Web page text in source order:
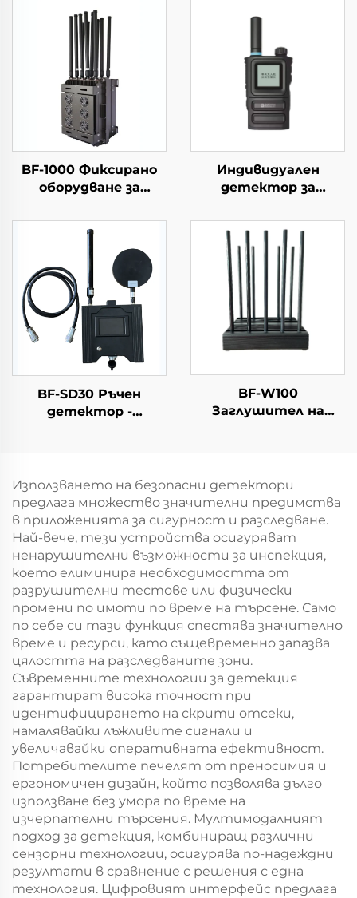
BF-1000 Фиксирано
оборудване за
противодроново
оборудване
Индивидуален
детектор за
дронове и
устройство за
ранно
предупреждаване
BF-SD30 Ръчен
детектор -
BF-W100
Заглушител на
Използването на безопасни детектори
предлага множество значителни предимства
в приложенията за сигурност и разследване.
Най-вече, тези устройства осигуряват
ненарушителни възможности за инспекция,
което елиминира необходимостта от
разрушителни тестове или физически
промени по имоти по време на търсене. Само
по себе си тази функция спестява значително
време и ресурси, като същевременно запазва
цялостта на разследваните зони.
Съвременните технологии за детекция
гарантират висока точност при
идентифицирането на скрити отсеки,
намалявайки лъжливите сигнали и
увеличавайки оперативната ефективност.
Потребителите печелят от преносимия и
ергономичен дизайн, който позволява дълго
използване без умора по време на
изчерпателни търсения. Мултимодалният
подход за детекция, комбиниращ различни
сензорни технологии, осигурява по-надеждни
резултати в сравнение с решения с една
технология. Цифровият интерфейс предлага